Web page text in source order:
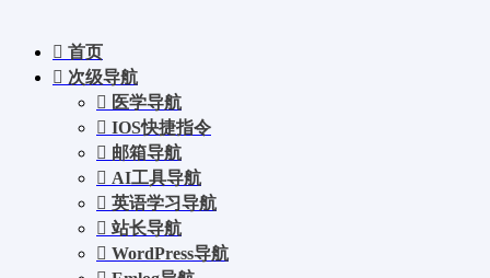
首页
次级导航
医学导航
IOS快捷指令
邮箱导航
AI工具导航
英语学习导航
站长导航
WordPress导航